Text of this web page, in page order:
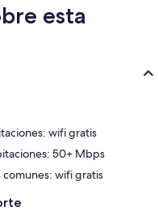
esta
wifi gratis
50+ Mbps
comunes: wifi gratis